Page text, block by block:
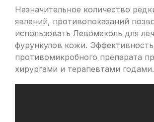
Незначительное количество
явлений, противопоказаний
использовать Левомеколь для
фурункулов кожи. Эффективность
противомикробного препарата
хирургами и терапевтами годами.